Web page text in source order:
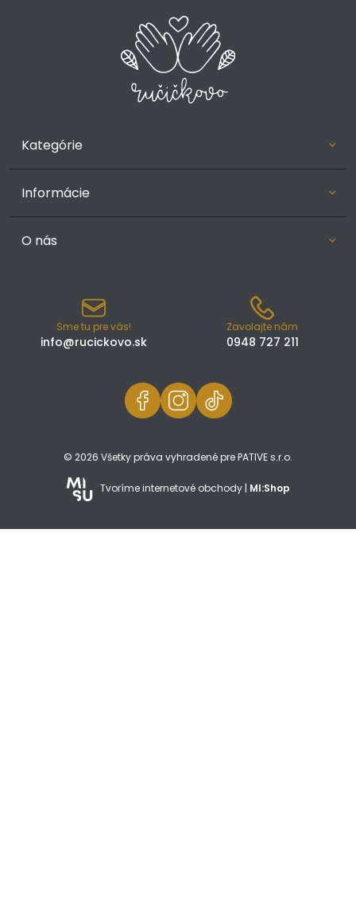
Kategórie
Informácie
O nás
Sme tu pre vás!
info@rucickovo.sk
Zavolajte nám
0948 727 211
© 2026 Všetky práva vyhradené pre PATIVE s.r.o.
Tvoríme internetové obchody | MI:Shop